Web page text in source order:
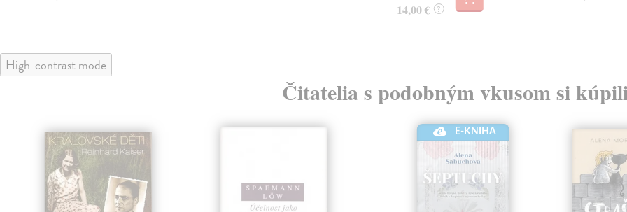
14,00 € ?
High-contrast mode
Čitatelia s podobným vkusom si
E-KNIHA